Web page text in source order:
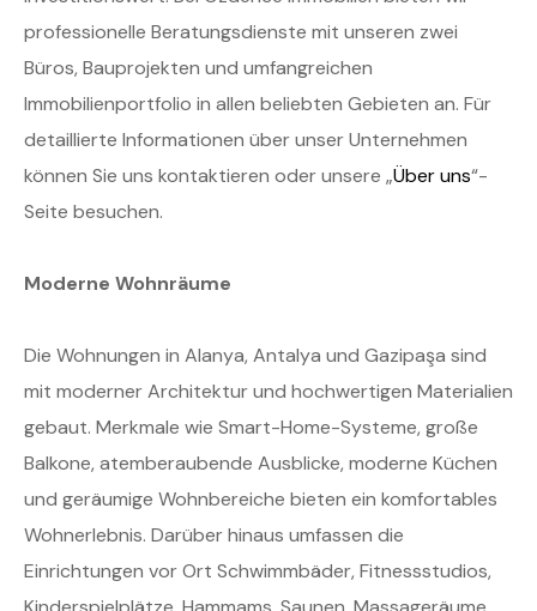
professionelle Beratungsdienste mit unseren zwei
Büros, Bauprojekten und umfangreichen
Immobilienportfolio in allen beliebten Gebieten an. Für
detaillierte Informationen über unser Unternehmen
können Sie uns kontaktieren oder unsere „Über uns“-
Seite besuchen.
Moderne Wohnräume
Die Wohnungen in Alanya, Antalya und Gazipaşa sind
mit moderner Architektur und hochwertigen Materialien
gebaut. Merkmale wie Smart-Home-Systeme, große
Balkone, atemberaubende Ausblicke, moderne Küchen
und geräumige Wohnbereiche bieten ein komfortables
Wohnerlebnis. Darüber hinaus umfassen die
Einrichtungen vor Ort Schwimmbäder, Fitnessstudios,